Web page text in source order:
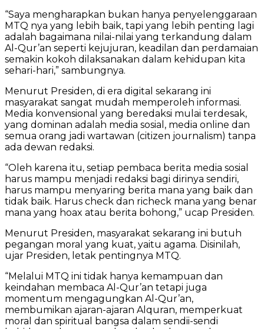
“Saya mengharapkan bukan hanya penyelenggaraan
MTQ nya yang lebih baik, tapi yang lebih penting lagi
adalah bagaimana nilai-nilai yang terkandung dalam
Al-Qur’an seperti kejujuran, keadilan dan perdamaian
semakin kokoh dilaksanakan dalam kehidupan kita
sehari-hari,” sambungnya.
Menurut Presiden, di era digital sekarang ini
masyarakat sangat mudah memperoleh informasi.
Media konvensional yang beredaksi mulai terdesak,
yang dominan adalah media sosial, media online dan
semua orang jadi wartawan (citizen journalism) tanpa
ada dewan redaksi.
“Oleh karena itu, setiap pembaca berita media sosial
harus mampu menjadi redaksi bagi dirinya sendiri,
harus mampu menyaring berita mana yang baik dan
tidak baik. Harus check dan richeck mana yang benar
mana yang hoax atau berita bohong,” ucap Presiden.
Menurut Presiden, masyarakat sekarang ini butuh
pegangan moral yang kuat, yaitu agama. Disinilah,
ujar Presiden, letak pentingnya MTQ.
“Melalui MTQ ini tidak hanya kemampuan dan
keindahan membaca Al-Qur’an tetapi juga
momentum mengagungkan Al-Qur’an,
membumikan ajaran-ajaran Alquran, memperkuat
moral dan spiritual bangsa dalam sendii-sendi